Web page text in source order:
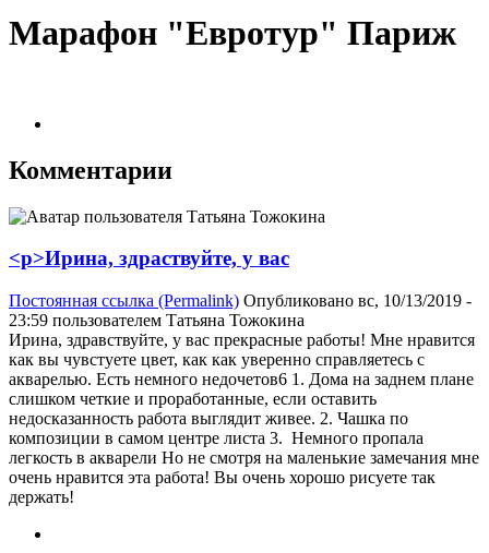
Марафон "Евротур" Париж
Комментарии
<p>Ирина, здраствуйте, у вас
Постоянная ссылка (Permalink) Опубликовано вс, 10/13/2019 -
23:59 пользователем Татьяна Тожокина
Ирина, здравствуйте, у вас прекрасные работы! Мне нравится
как вы чувстуете цвет, как как уверенно справляетесь с
акварелью. Есть немного недочетов6 1. Дома на заднем плане
слишком четкие и проработанные, если оставить
недосказанность работа выглядит живее. 2. Чашка по
композиции в самом центре листа 3. Немного пропала
легкость в акварели Но не смотря на маленькие замечания мне
очень нравится эта работа! Вы очень хорошо рисуете так
держать!